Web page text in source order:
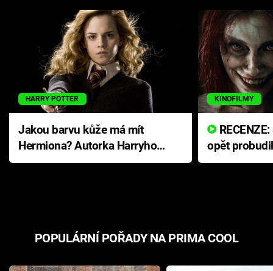
HARRY POTTER
Jakou barvu kůže má mít
Hermiona? Autorka Harryho
Pottera přišla s ráznou
KINOFILMY
opět
přichází s
POPULÁRNÍ POŘADY NA PRIMA COOL